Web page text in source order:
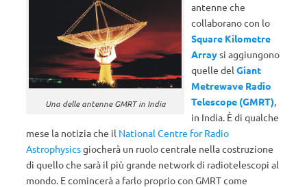
Una delle antenne GMRT in India
antenne che
collaborano con lo
Square Kilometre
Arraysi aggiungono
quelle del Giant
Metrewave Radio
Telescope (GMRT),
in India. È di qualche
mese la notizia che il National Centre for Radio
Astrophysicsgiocherà un ruolo centrale nella costruzione
di quello che sarà il più grande network di radiotelescopi al
mondo. E comincerà a farlo proprio con GMRT come